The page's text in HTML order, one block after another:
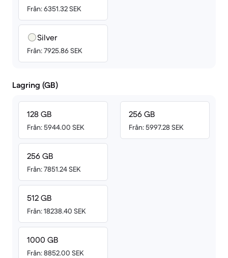
Från: 6351.32 SEK
Silver
Från: 7925.86 SEK
Lagring (GB)
128 GB
Från: 5944.00 SEK
256 GB
Från: 7851.24 SEK
512 GB
Från: 18238.40 SEK
1000 GB
Från: 8852.00 SEK
256 GB
Från: 5997.28 SEK